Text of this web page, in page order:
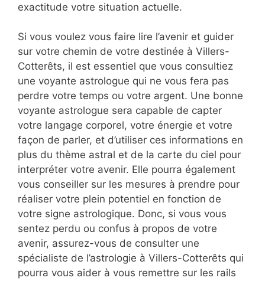
exactitude votre situation actuelle.
Si vous voulez vous faire lire l’avenir et guider
sur votre chemin de votre destinée à Villers-
Cotterêts, il est essentiel que vous consultiez
une voyante astrologue qui ne vous fera pas
perdre votre temps ou votre argent. Une bonne
voyante astrologue sera capable de capter
votre langage corporel, votre énergie et votre
façon de parler, et d’utiliser ces informations en
plus du thème astral et de la carte du ciel pour
interpréter votre avenir. Elle pourra également
vous conseiller sur les mesures à prendre pour
réaliser votre plein potentiel en fonction de
votre signe astrologique. Donc, si vous vous
sentez perdu ou confus à propos de votre
avenir, assurez-vous de consulter une
spécialiste de l’astrologie à Villers-Cotterêts qui
pourra vous aider à vous remettre sur les rails